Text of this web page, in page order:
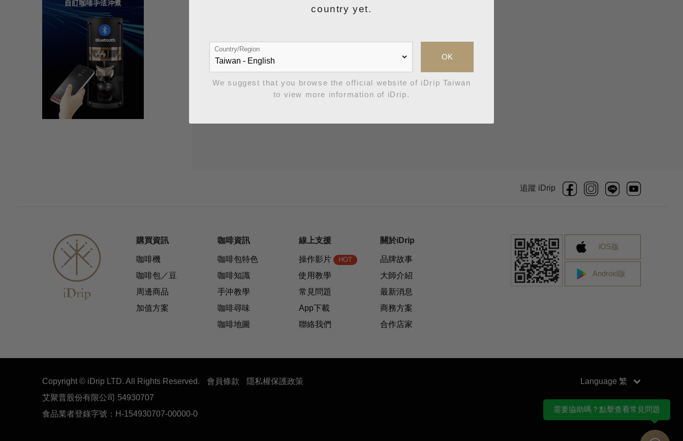
需要協助嗎？點擊查看常見問題
追蹤 iDrip
購買資訊
咖啡機
咖啡包／豆
周邊商品
加值方案
咖啡資訊
咖啡包特色
咖啡知識
手沖教學
咖啡尋味
咖啡地圖
線上支援
操作影片 HOT
使用教學
常見問題
App下載
聯絡我們
關於iDrip
品牌故事
大師介紹
最新消息
商務方案
合作店家
iOS版
Android版
Copyright © iDrip LTD. All Rights Reserved. 會員條款
隱私權保護政策
艾聚普股份有限公司 54930707
食品業者登錄字號：H-154930707-00000-0
Language
country yet.
Country/Region
OK
We suggest that you browse the official website of iDrip Taiwan
to view more information of iDrip.